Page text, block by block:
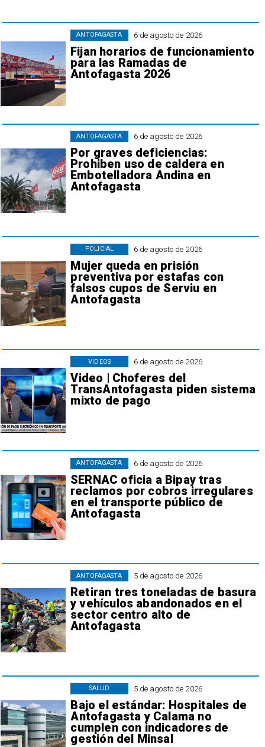
6 de agosto de 2026
Fijan horarios de funcionamiento
para las Ramadas de
Antofagasta 2026
ANTOFAGASTA
6 de agosto de 2026
Por graves deficiencias:
Prohiben uso de caldera en
Embotelladora Andina en
Antofagasta
ANTOFAGASTA
6 de agosto de 2026
Mujer queda en prisión
preventiva por estafas con
falsos cupos de Serviu en
Antofagasta
POLICIAL
6 de agosto de 2026
Video | Choferes del
TransAntofagasta piden sistema
mixto de pago
VIDEOS
6 de agosto de 2026
SERNAC oficia a Bipay tras
reclamos por cobros irregulares
en el transporte público de
Antofagasta
ANTOFAGASTA
5 de agosto de 2026
Retiran tres toneladas de basura
y vehículos abandonados en el
sector centro alto de
Antofagasta
ANTOFAGASTA
5 de agosto de 2026
Bajo el estándar: Hospitales de
Antofagasta y Calama no
cumplen con indicadores de
gestión del Minsal
SALUD